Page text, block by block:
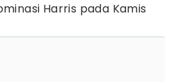
Harris pada Kamis